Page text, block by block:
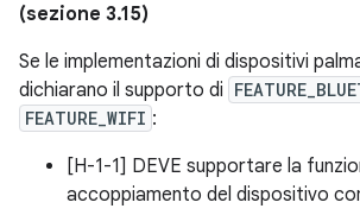
(sezione 3.15)
Se le implementazioni di dispositivi
dichiarano il supporto di
FEATURE_WIFI :
[H-1-1] DEVE supportare la
accoppiamento del dispositivo